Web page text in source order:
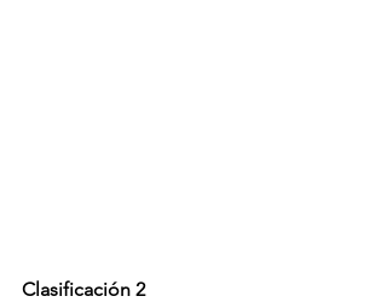
Clasificación 2